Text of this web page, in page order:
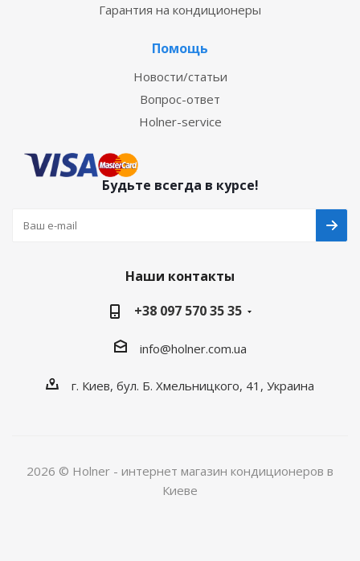
Гарантия на кондиционеры
Помощь
Новости/статьи
Вопрос-ответ
Holner-service
Будьте всегда в курсе!
Наши контакты
+38 097 570 35 35
info@holner.com.ua
г. Киев, бул. Б. Хмельницкого, 41, Украина
2026 © Holner - интернет магазин кондиционеров в
Киеве